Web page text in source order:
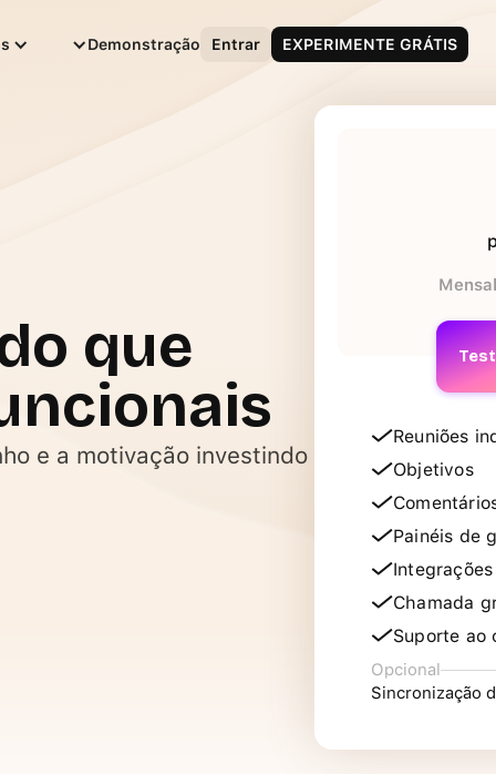
Português
Demonstração Entrar EXPERIMENTE GRÁTIS
que
e a motivação investindo
Mensal
Reuniões
Objetivos
Painéis de
Chamada
Suporte ao
Opcional
Sincronização